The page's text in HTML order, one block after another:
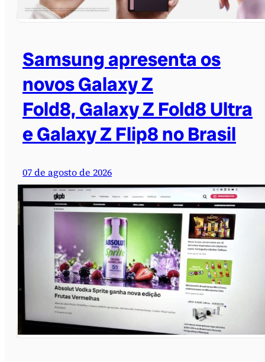
Samsung apresenta os
novos Galaxy Z
Fold8, Galaxy Z Fold8 Ultra
e Galaxy Z Flip8 no Brasil
07 de agosto de 2026